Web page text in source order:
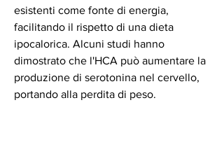
esistenti come fonte di energia,
facilitando il rispetto di una dieta
ipocalorica. Alcuni studi hanno
dimostrato che l'HCA può aumentare la
produzione di serotonina nel cervello,
portando alla perdita di peso.